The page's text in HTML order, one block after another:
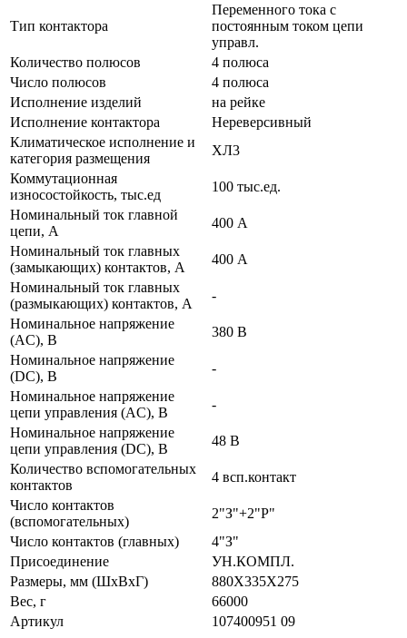
Тип контактора
Переменного тока с
постоянным током цепи
управл.
Количество полюсов
4 полюса
Число полюсов
4 полюса
Исполнение изделий
на рейке
Исполнение контактора
Нереверсивный
Климатическое исполнение и
категория размещения
ХЛ3
Коммутационная
износостойкость, тыс.ед
100 тыс.ед.
Номинальный ток главной
цепи, А
400 А
Номинальный ток главных
(замыкающих) контактов, А
400 А
Номинальный ток главных
(размыкающих) контактов, А
-
Номинальное напряжение
(AC), В
380 В
Номинальное напряжение
(DC), В
-
Номинальное напряжение
цепи управления (AC), В
-
Номинальное напряжение
цепи управления (DC), В
48 В
Количество вспомогательных
контактов
4 всп.контакт
Число контактов
(вспомогательных)
2"З"+2"Р"
Число контактов (главных)
4"З"
Присоединение
УН.КОМПЛ.
Размеры, мм (ШхВхГ)
880Х335Х275
Вес, г
66000
Артикул
107400951 09